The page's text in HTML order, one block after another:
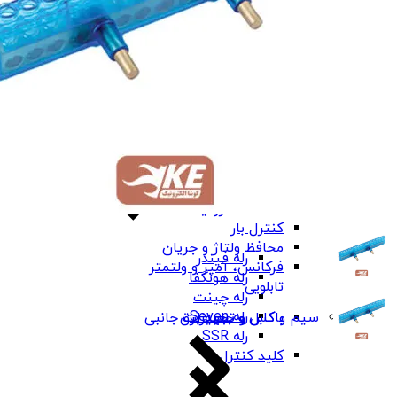
بی‌متال هیوندای
رله فیندر
رله هونگفا
رله چینت
رله Seven
رله SSR
کلید کنترل
کنترل فاز شیوا
کنترل فاز برنا
الکترونیک
کنترل بار
محافظ ولتاژ و جریان
فرکانس، آمپر و ولتمتر
تابلویی
باکس و جعبه برق
سیم و کابل و تجهیزات جانبی